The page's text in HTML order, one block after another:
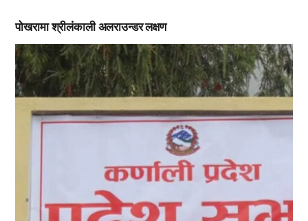
पोखरामा श्रीलंकाली अलराउन्डर लक्षण
, ,